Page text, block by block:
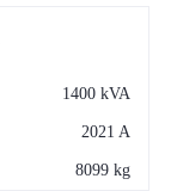
1400 kVA
2021 A
8099 kg